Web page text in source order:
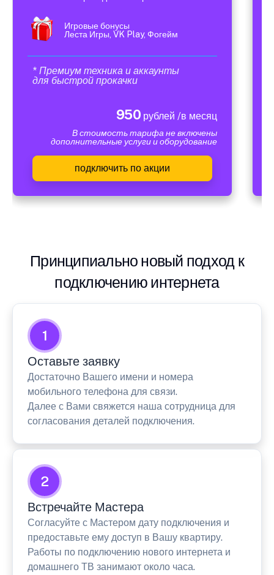
Игровые бонусы
Леста Игры, VK Play, Фогейм
* Премиум техника и аккаунты
для быстрой прокачки
950 рублей /в месяц
В стоимость тарифа не включены
дополнительные услуги и оборудование
подключить по акции
Принципиально новый подход к
подключению интернета
1
Оставьте заявку
Достаточно Вашего имени и номера
мобильного телефона для связи.
Далее с Вами свяжется наша сотрудница для
согласования деталей подключения.
2
Встречайте Мастера
Согласуйте с Мастером дату подключения и
предоставьте ему доступ в Вашу квартиру.
Работы по подключению нового интернета и
домашнего ТВ занимают около часа.